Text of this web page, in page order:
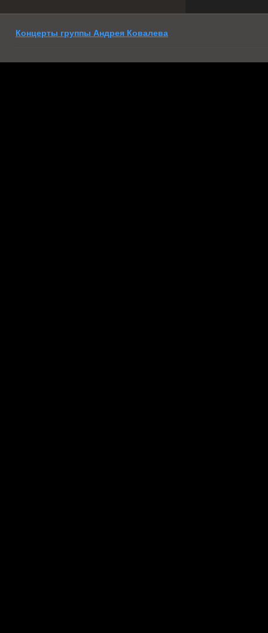
Концерты группы Андрея Ковалева